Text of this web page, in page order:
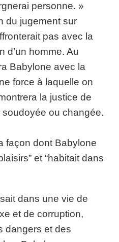
personne. »
du jugement sur
pas avec la
d’un homme. Au
Babylone avec la
force à laquelle on
la justice de
ou changée.
façon dont Babylone
et “habitait dans
dans une vie de
et de corruption,
dangers et des